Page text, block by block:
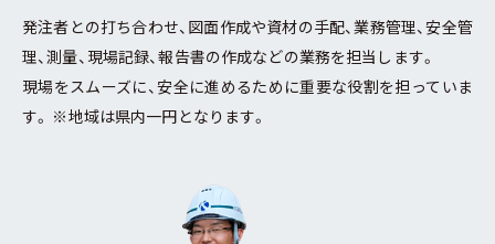
発注者との打ち合わせ、図面作成や資材の手配、業務管理、安全管
理、測量、現場記録、報告書の作成などの業務を担当します。
現場をスムーズに、安全に進めるために重要な役割を担っていま
す。 ※地域は県内一円となります。